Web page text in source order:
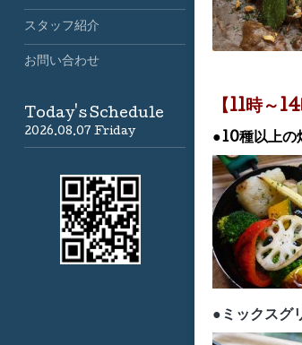
【11時～
●10種以上
●ミックスグ
スタッフ紹介
お問い合わせ
Today's Schedule
2026.08.07 Friday